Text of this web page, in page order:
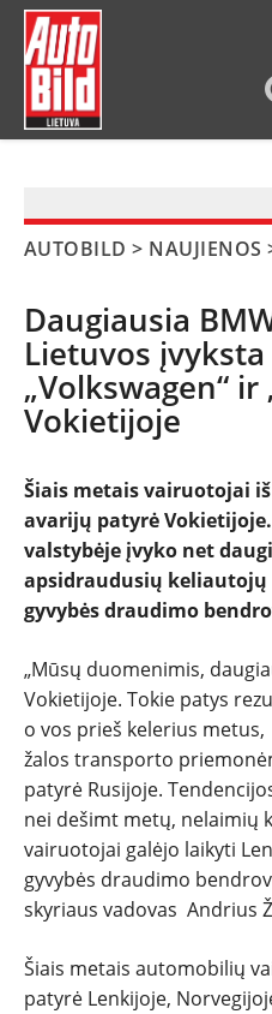
AUTOBILD > NAUJIENOS
Daugiausia
Lietuvos
„Volkswagen“ ir
Vokietijoje
Šiais metais vairuotojai
avarijų patyrė
valstybėje įvyko net
apsidraudusių
gyvybės draudimo
„Mūsų duomenimis,
Vokietijoje. Tokie patys
o vos prieš kelerius
žalos transporto
patyrė Rusijoje.
nei dešimt metų, nelaimių
vairuotojai galėjo laikyti
gyvybės draudimo
skyriaus vadovas Andrius
Šiais metais automobilių
patyrė Lenkijoje,